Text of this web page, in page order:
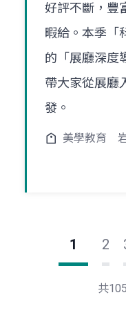
好評不斷，豐
暇給。本季「
的「展廳深度
帶大家從展廳
發。
美學教育
1 2
共